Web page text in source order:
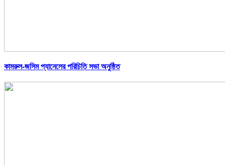
কামরুল-জসিম প্যানেলের পরিচিতি সভা অনুষ্ঠিত